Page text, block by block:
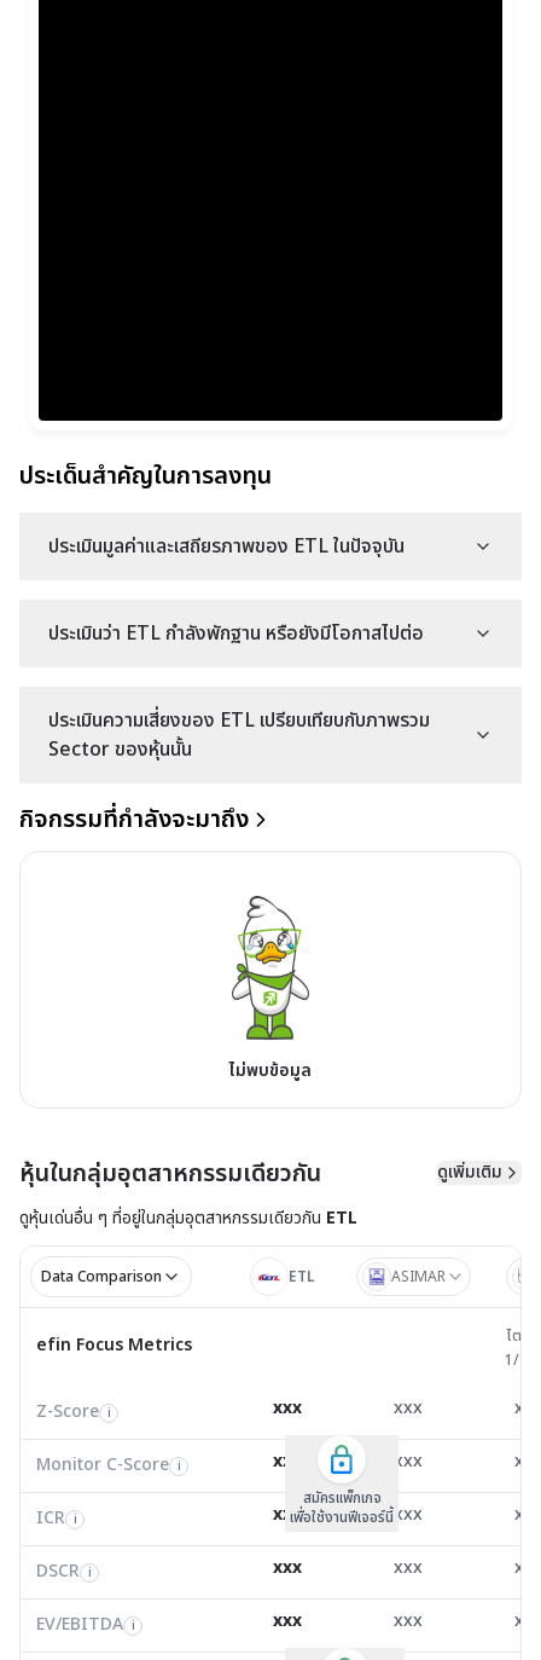
ประเด็นสำคัญในการลงทุน
ประเมินมูลค่าและเสถียรภาพของ ETL ในปัจจุบัน
ประเมินว่า ETL กำลังพักฐาน หรือยังมีโอกาสไปต่อ
ประเมินความเสี่ยงของ ETL เปรียบเทียบกับภาพรวม
Sector ของหุ้นนั้น
กิจกรรมที่กำลังจะมาถึง
ไม่พบข้อมูล
หุ้นในกลุ่มอุตสาหกรรมเดียวกัน
ดูเพิ่มเติม
ดูหุ้นเด่นอื่น ๆ ที่อยู่ในกลุ่มอุตสาหกรรมเดียวกัน ETL
Data Comparison ETL ASIMAR
efin Focus Metrics ไตรมาส
Z-Score i 2.19 2.24
Monitor C-Score
0.00 0.00
ICR i -12.82 3.06
DSCR
EV/EBITDA
17.05 19,090.00
-
FCF Yield i 17.46 0.00
efin Focus Metrics
ไตรม
1/
Z-Score i
Monitor C-Score i
ICR i
DSCR i
สมัครแพ็คเกจ B
เพื่อใช้งานฟีเจอร์นี้
EV/EBITDA
FCF Yield i
FCF/Net Income
Net Debt/EBITDA
ROIC i
สมัครแพ็คเกจ B
เพื่อใช้งานฟีเจอร์นี้
Z-Score i xxx xxx
Monitor C-Score i xxx xxx
ICR i xxx xxx
DSCR i xxx xxx
สมัครแพ็กเกจ
เพื่อใช้งานฟีเจอร์นี้
EV/EBITDA i xxx xxx